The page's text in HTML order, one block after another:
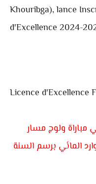
Khouribga), lance
d'Excellence 2024-
Licence d'Excellence
مباراة ولوج مسار
المائي برسم السنة